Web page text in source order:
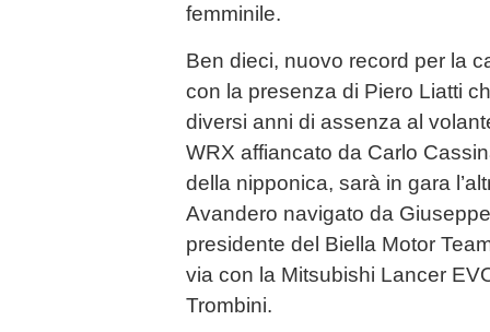
femminile.
Ben dieci, nuovo record per la
con la presenza di Piero Liatti
diversi anni di assenza al
WRX affiancato da Carlo
della nipponica, sarà in gara
Avandero navigato da
presidente del Biella Motor
via con la Mitsubishi Lancer
Trombini.